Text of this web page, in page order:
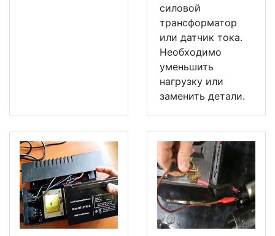
силовой
трансформатор
или датчик тока.
Необходимо
уменьшить
нагрузку или
заменить детали.